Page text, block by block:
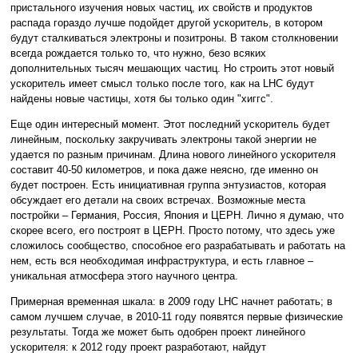
пристального изучения новых частиц, их свойств и продуктов
распада гораздо лучше подойдет другой ускоритель, в котором
будут сталкиваться электроны и позитроны. В таком столкновении
всегда рождается только то, что нужно, безо всяких
дополнительных тысяч мешающих частиц. Но строить этот новый
ускоритель имеет смысл только после того, как на LHC будут
найдены новые частицы, хотя бы только один "хиггс".
Еще один интересный момент. Этот последний ускоритель будет
линейным, поскольку закручивать электроны такой энергии не
удается по разным причинам. Длина нового линейного ускорителя
составит 40-50 километров, и пока даже неясно, где именно он
будет построен. Есть инициативная группа энтузиастов, которая
обсуждает его детали на своих встречах. Возможные места
постройки – Германия, Россия, Япония и ЦЕРН. Лично я думаю, что
скорее всего, его построят в ЦЕРН. Просто потому, что здесь уже
сложилось сообщество, способное его разрабатывать и работать на
нем, есть вся необходимая инфраструктура, и есть главное –
уникальная атмосфера этого научного центра.
Примерная временная шкала: в 2009 году LHC начнет работать; в
самом лучшем случае, в 2010-11 году появятся первые физические
результаты. Тогда же может быть одобрен проект линейного
ускорителя: к 2012 году проект разработают, найдут